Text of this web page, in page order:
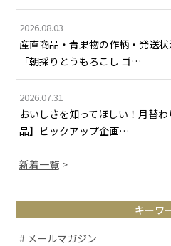
2026.08.03
産直商品・青果物の作柄・発送
「朝採りとうもろこし ゴ…
2026.07.31
おいしさを知ってほしい！月替
品】ピックアップ企画…
新着一覧
キーワ
# メールマガジン